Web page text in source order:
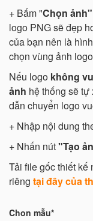
+ Bấm "Chọn ảnh"
logo PNG sẽ đẹp
của bạn nên là
chọn vùng ảnh
Nếu logo không
ảnh hệ thống sẽ
dẫn chuyển logo
+ Nhập nội dung
+ Nhấn nút"Tạo
Tải file gốc thiết kế
riêng tại đây của
Chon mẫu*